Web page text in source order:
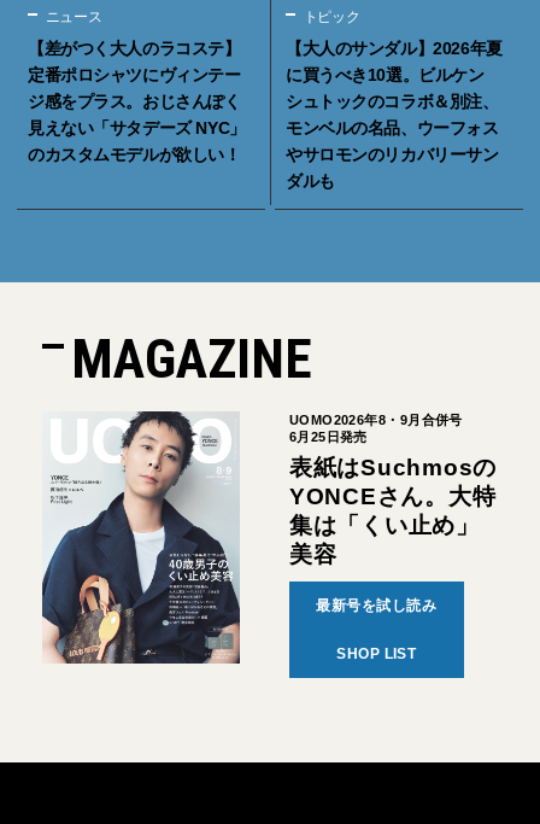
ニュース
【差がつく大人のラコステ】
定番ポロシャツにヴィンテー
ジ感をプラス。おじさんぽく
見えない「サタデーズ NYC」
のカスタムモデルが欲しい！
トピック
【大人のサンダル】2026年夏
に買うべき10選。ビルケン
シュトックのコラボ＆別注、
モンベルの名品、ウーフォス
やサロモンのリカバリーサン
ダルも
MAGAZINE
UOMO2026年8・9月合併号
6月25日発売
表紙はSuchmosの
YONCEさん。大特
集は「くい止め」
美容
最新号を試し読み
SHOP LIST